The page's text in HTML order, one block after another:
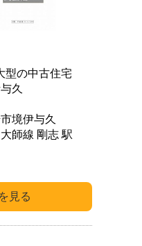
型の中古住宅
久
境伊与久
東武伊勢崎・大師線 剛志 駅